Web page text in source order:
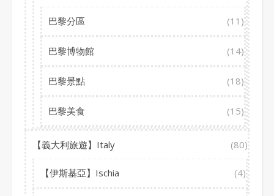
巴黎分區 (11)
巴黎博物館 (14)
巴黎景點 (18)
巴黎美食 (15)
【義大利旅遊】Italy (80)
【伊斯基亞】Ischia (4)